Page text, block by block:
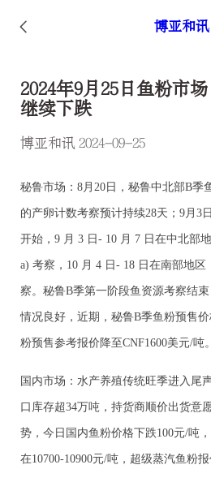
博亚和讯
2024年9月25日鱼粉市
继续下跌
博亚和讯 2024-09-25
秘鲁市场： 8月20日，秘鲁中北部B季
的产卵计数考察预计持续28天； 9月3
开始，9 月 3 日- 10 月 7 日在中北部
a) 考察，10 月 4 日- 18 日在南部地区
察。秘鲁B季第一阶段鱼资源考察结
情况良好，近期，秘鲁B季鱼粉预售价
粉预售参考报价降至CNF1600美元/吨。
国内市场：水产养殖传统旺季进入尾
口库存超34万吨，持货商顺价出货意
势，今日国内鱼粉价格下跌100元/吨
在10700-10900元/吨，超级蒸汽鱼粉报